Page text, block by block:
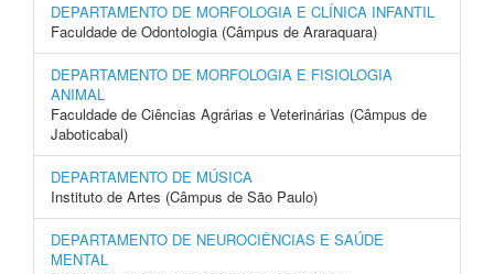
DEPARTAMENTO DE MORFOLOGIA E CLÍNICA INFANTIL
Faculdade de Odontologia (Câmpus de Araraquara)
DEPARTAMENTO DE MORFOLOGIA E FISIOLOGIA
ANIMAL
Faculdade de Ciências Agrárias e Veterinárias (Câmpus de
Jaboticabal)
DEPARTAMENTO DE MÚSICA
Instituto de Artes (Câmpus de São Paulo)
DEPARTAMENTO DE NEUROCIÊNCIAS E SAÚDE
MENTAL